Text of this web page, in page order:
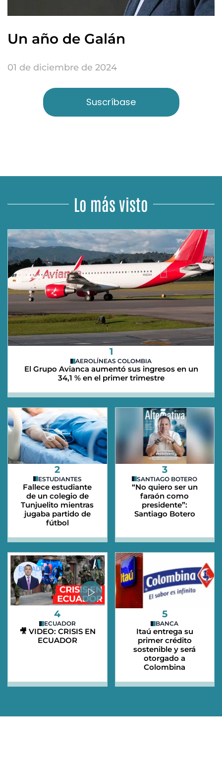
Un año de Galán
01 de diciembre de 2024
Suscríbase
Lo más visto
1
AEROLÍNEAS COLOMBIA
El Grupo Avianca aumentó sus ingresos en un
34,1 % en el primer trimestre
2
ESTUDIANTES
Fallece estudiante
de un colegio de
Tunjuelito mientras
jugaba partido de
fútbol
3
SANTIAGO BOTERO
“No quiero ser un
faraón como
presidente”:
Santiago Botero
4
ECUADOR
🎥 VIDEO: CRISIS EN
ECUADOR
5
BANCA
Itaú entrega su
primer crédito
sostenible y será
otorgado a
Colombina